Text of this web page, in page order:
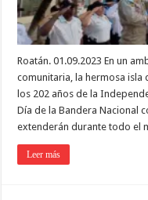
Roatán. 01.09.2023 En un
comunitaria, la hermosa
los 202 años de la
Día de la Bandera Nacional
extenderán durante todo el
Leer más